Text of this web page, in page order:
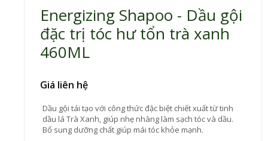
Energizing Shapoo - Dầu gội
đặc trị tóc hư tổn trà xanh
460ML
Giá liên hệ
Dầu gội tái tạo với công thức đặc biệt chiết xuất từ tinh
dầu lá Trà Xanh, giúp nhẹ nhàng làm sạch tóc và dầu.
Bổ sung dưỡng chất giúp mái tóc khỏe mạnh.